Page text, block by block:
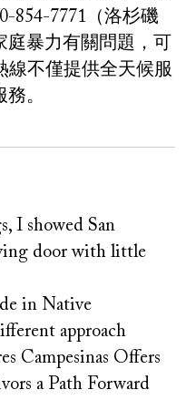
854-7771（洛杉磯
暴力有關問題，可
線不僅提供全天候服
。
I showed San
door with little
in Native
approach
Campesinas Offers
a Path Forward